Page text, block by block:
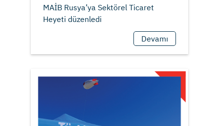
MAİB Rusya’ya Sektörel Ticaret
Devamı